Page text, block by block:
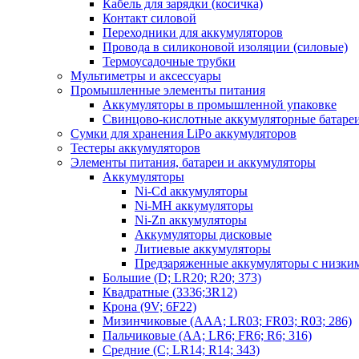
Кабель для зарядки (косичка)
Контакт силовой
Переходники для аккумуляторов
Провода в силиконовой изоляции (силовые)
Термоусадочные трубки
Мультиметры и аксессуары
Промышленные элементы питания
Аккумуляторы в промышленной упаковке
Свинцово-кислотные аккумуляторные
Сумки для хранения LiPo аккумуляторов
Тестеры аккумуляторов
Элементы питания, батареи и аккумуляторы
Аккумуляторы
Ni-Cd аккумуляторы
Ni-MH аккумуляторы
Ni-Zn аккумуляторы
Аккумуляторы дисковые
Литиевые аккумуляторы
Предзаряженные аккумуляторы с
Большие (D; LR20; R20; 373)
Квадратные (3336;3R12)
Крона (9V; 6F22)
Мизинчиковые (AAA; LR03; FR03; R03; 286)
Пальчиковые (AA; LR6; FR6; R6; 316)
Средние (C; LR14; R14; 343)